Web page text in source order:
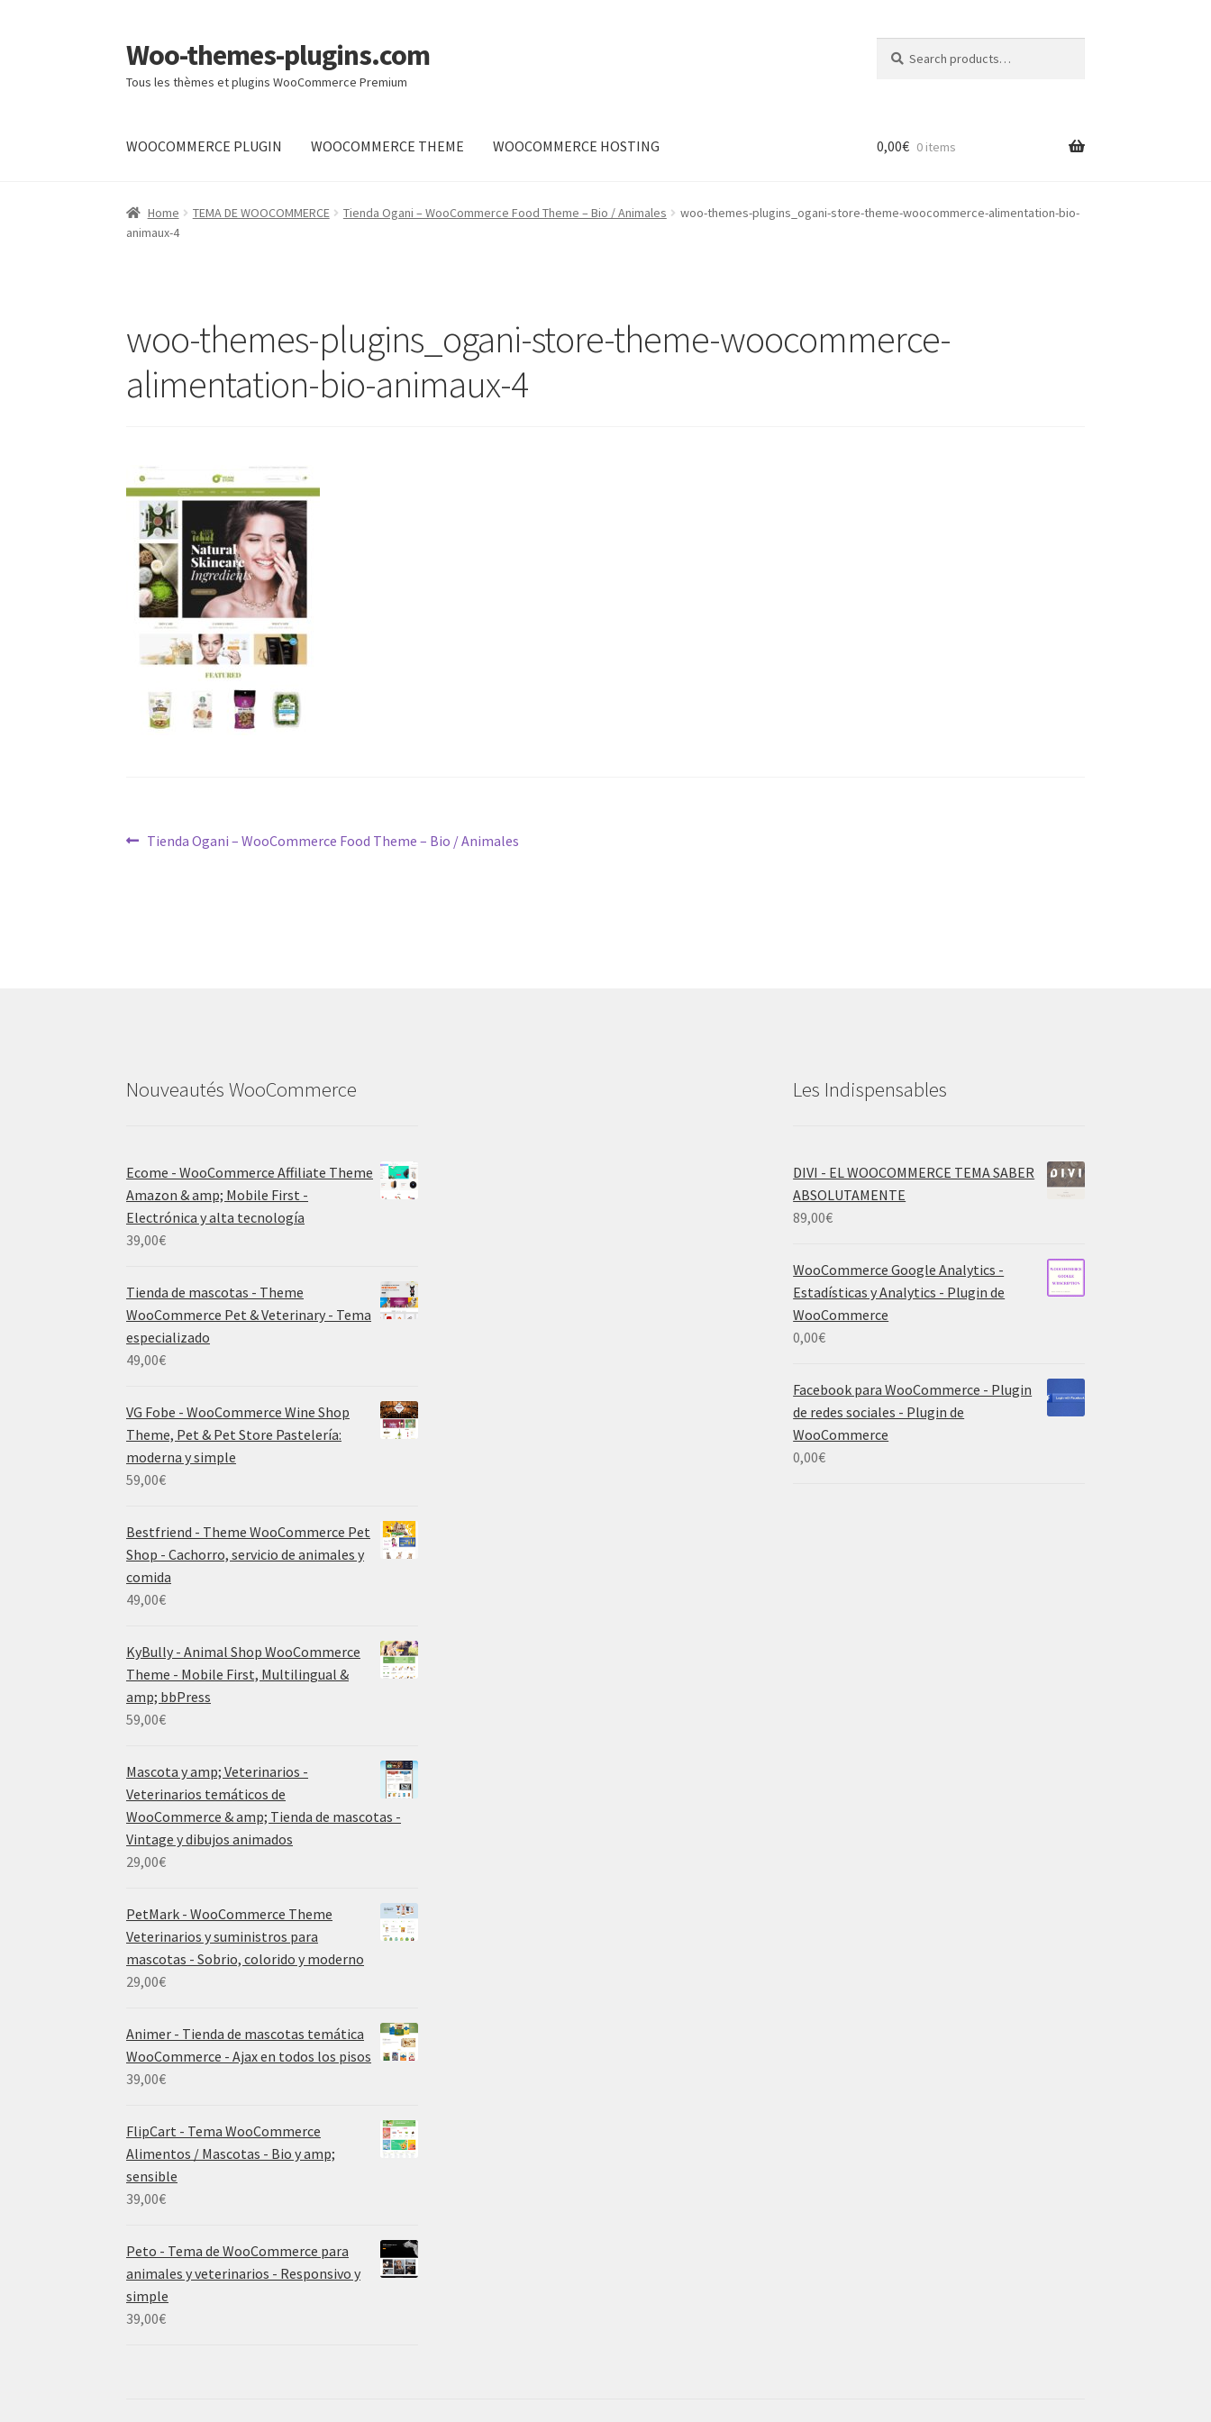
Skip
to
navigation
Skip
to
content
Woo-themes-plugins.com
Tous les thèmes et plugins WooCommerce Premium
for:
WOOCOMMERCE PLUGIN WOOCOMMERCE THEME WOOCOMMERCE HOSTING
Home
0,00€ 0 items
Home TEMA DE WOOCOMMERCE Tienda Ogani – WooCommerce Food Theme – Bio / Animales
woo-themes-plugins_ogani-store-theme-woocommerce-alimentation-bio-
animaux-4
woo-themes-plugins_ogani-store-theme-woocommerce-
alimentation-bio-animaux-4
Post
Previous
Tienda Ogani – WooCommerce Food Theme – Bio / Animales
Nouveautés WooCommerce
Ecome - WooCommerce Affiliate Theme
Amazon & amp; Mobile First -
Electrónica y alta tecnología
39,00€
Tienda de mascotas - Theme
WooCommerce Pet & Veterinary - Tema
especializado
49,00€
VG Fobe - WooCommerce Wine Shop
Theme, Pet & Pet Store Pastelería:
moderna y simple
59,00€
Bestfriend - Theme WooCommerce Pet
Shop - Cachorro, servicio de animales y
comida
49,00€
KyBully - Animal Shop WooCommerce
Theme - Mobile First, Multilingual &
amp; bbPress
59,00€
Mascota y amp; Veterinarios -
Veterinarios temáticos de
WooCommerce & amp; Tienda de mascotas -
Vintage y dibujos animados
29,00€
PetMark - WooCommerce Theme
Veterinarios y suministros para
mascotas - Sobrio, colorido y moderno
29,00€
Animer - Tienda de mascotas temática
WooCommerce - Ajax en todos los pisos
39,00€
FlipCart - Tema WooCommerce
Alimentos / Mascotas - Bio y amp;
sensible
39,00€
Peto - Tema de WooCommerce para
animales y veterinarios - Responsivo y
simple
39,00€
Les Indispensables
DIVI - EL WOOCOMMERCE TEMA SABER
ABSOLUTAMENTE
89,00€
WooCommerce Google Analytics -
Estadísticas y Analytics - Plugin de
WooCommerce
0,00€
Facebook para WooCommerce - Plugin
de redes sociales - Plugin de
WooCommerce
0,00€